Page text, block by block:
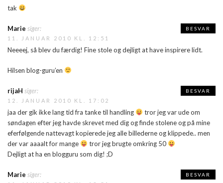
tak
Marie siger:
11. JANUAR 2010 KL. 12:51
Neeeej, så blev du færdig! Fine stole og dejligt at have inspirere lidt.
Hilsen blog-guru’en
BESVAR
rijaH siger:
12. JANUAR 2010 KL. 17:02
jaa der gik ikke lang tid fra tanke til handling
tror jeg var ude om
søndagen efter jeg havde skrevet med dig og finde stolene og på mine
eferfølgende nattevagt kopierede jeg alle billederne og klippede.. men
der var aaaalt for mange
tror jeg brugte omkring 50
Dejligt at ha en blogguru som dig! ;D
BESVAR
Marie siger: BESVAR